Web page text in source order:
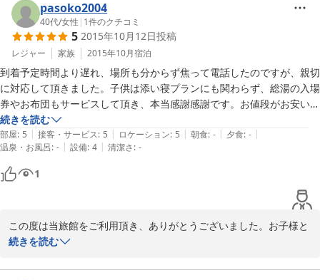
また能登にご旅行にいっしゃらる機会がございましたら、当旅館を
是非ご利用くださいませ。
2015-11-06
pasoko2004
40代/女性 | 1件のクチコミ
5 2015年10月12日投稿
レジャー 家族 2015年10月宿泊
到着予定時間より遅れ、場所も分からず焦って電話したのですが、親切
に対応して頂きました。子供は添い寝プランにも関わらず、総湯の入場
券やお布団もサービスして頂き、本当感謝感謝です。お値段がお安いの
に、建物もお部屋もとってもキレイで本当申し訳ないくらいでした。翌
日水族館にも行かせて頂き、子供共々楽しい能登の旅となりました！ま
た和倉に行く際には宜しくお願いします。
続きを読む
部屋: 5 | 接客・サービス: 5 | ロケーション: 5 | 朝食: - | 夕食: - |
温泉・お風呂: - | 設備: 4 | 清潔さ: -
1
この度は当旅館をご利用頂き、ありがとうございました。お子様と
の楽しい旅のお役に立てて、本当に嬉しく思っております。
どたくさんイベントがありますので、お子様も楽しまれたのではな
続きを読む